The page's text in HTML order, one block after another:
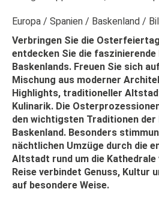
Europa Spanien Baskenland
Verbringen Sie die
entdecken Sie die
Baskenlands. Freuen Sie sich
Mischung aus moderner
Highlights, traditioneller
Kulinarik. Die
den wichtigsten Traditionen der
Baskenland. Besonders
nächtlichen Umzüge durch die
Altstadt rund um die Kathedrale
Reise verbindet Genuss, Kultur
auf besondere Weise.